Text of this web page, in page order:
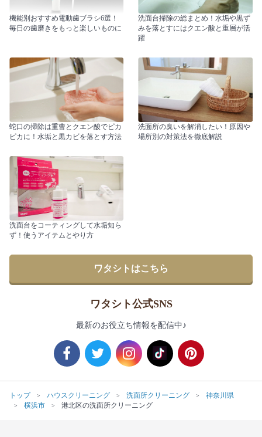
機能別おすすめ電動歯ブラシ6選！
毎日の歯磨きをもっと楽しいものに
洗面台掃除の総まとめ！水垢や黒ず
みを落とすにはクエン酸と重層が活
躍
蛇口の掃除は重曹とクエン酸でピカ
ピカに！水垢と黒カビを落とす方法
洗面所の臭いを解消したい！原因や
場所別の対策法を徹底解説
洗面台をコーティングして水垢知ら
ず！使うアイテムとやり方
ワタシトはこちら
ワタシト公式SNS
最新のお役立ち情報を配信中♪
トップ ハウスクリーニング 洗面所クリーニング
神奈川県
横浜市
港北区の洗面所クリーニング